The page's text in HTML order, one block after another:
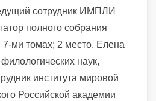
сотрудник ИМПЛИ
полного собрания
ми томах; 2 место. Елена
наук,
института мировой
Российской академии